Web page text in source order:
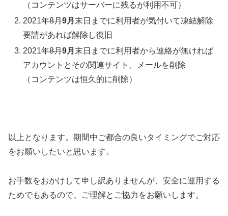
（コンテンツはサーバーに残るが利用不可）
2021年8月9月 末日までに利用者が気付いて凍結解除
要請があれば解除し復旧
2021年8月9月末日までに利用者から連絡が無ければ
アカウントとその関連サイト、メールを削除
（コンテンツは恒久的に削除）
以上となります。期間中ご都合の良いタイミングでご対応
をお願いしたいと思います。
お手数をおかけして申し訳ありませんが、安全に運用する
ためでもあるので、ご理解とご協力をお願いします。